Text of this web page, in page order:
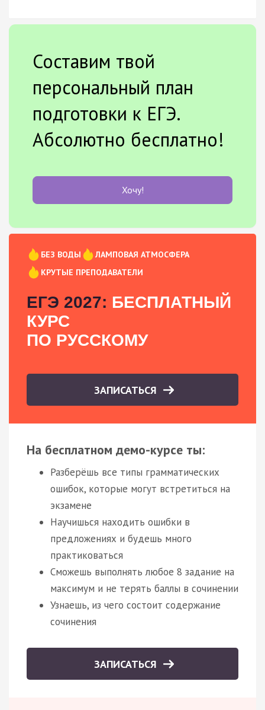
Составим твой
персональный план
подготовки к ЕГЭ.
Абсолютно бесплатно!
Хочу!
БЕЗ ВОДЫ
ЛАМПОВАЯ АТМОСФЕРА
КРУТЫЕ ПРЕПОДАВАТЕЛИ
ЕГЭ 2027: БЕСПЛАТНЫЙ
КУРС
ПО РУССКОМУ
ЗАПИСАТЬСЯ
На бесплатном демо-курсе ты:
Разберёшь все типы грамматических
ошибок, которые могут встретиться на
экзамене
Научишься находить ошибки в
предложениях и будешь много
практиковаться
Сможешь выполнять любое 8 задание на
максимум и не терять баллы в сочинении
Узнаешь, из чего состоит содержание
сочинения
ЗАПИСАТЬСЯ